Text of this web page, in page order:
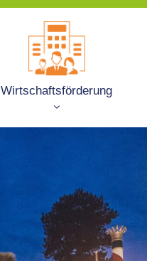
Wirtschaftsförderung